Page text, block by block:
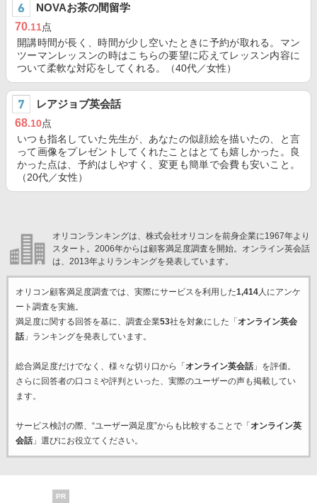
NOVAお茶の間留学
70.11点
開講時間が長く、時間が少し空いたときに予約が取れる。マン
ツーマンレッスンの時はこちらの要望に応えてレッスン内容に
ついて柔軟な対応をしてくれる。（40代／女性）
レアジョブ英会話
68.10点
いつも指名していた先生が、あなたの似顔絵を描いたの、と言
って画像をプレゼントしてくれたことはとても嬉しかった。良
かった点は、予約はしやすく、変更も簡単で会費も安いこと。
（20代／女性）
オリコンランキングは、株式会社オリコンを前身企業に1967年より
スタート。2006年からは顧客満足度調査を開始。オンライン英会話
は、2013年よりランキングを発表しています。
オリコン顧客満足度調査では、実際にサービスを利用した1,414人にアンケ
ート調査を実施。
満足度に関する回答を基に、調査企業53社を対象にした「 オンライン英会
話」ランキングを発表しています。
総合満足度だけでなく、様々な切り口から「 オンライン英会話」を評価。
さらに回答者の口コミや評判といった、実際のユーザーの声も掲載してい
ます。
サービス検討の際、“ユーザー満足度”からも比較することで「 オンライン英
会話」選びにお役立てください。
PR